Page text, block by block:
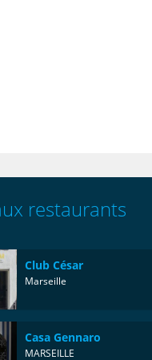
restaurants
Club César
Marseille
Casa Gennaro
MARSEILLE